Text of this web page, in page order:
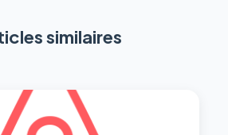
similaires